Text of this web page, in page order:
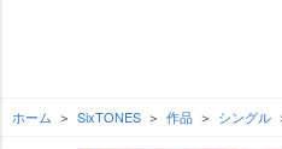
ホーム SixTONES 作品 シングル